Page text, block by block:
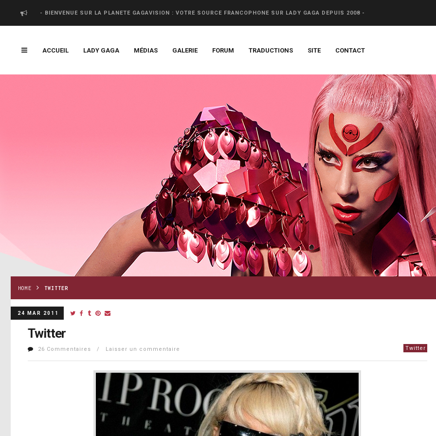
- BIENVENUE SUR LA PLANETE GAGAVISION : VOTRE SOURCE FRANCOPHONE SUR LADY GAGA DEPUIS 2008 -
ACCUEIL LADY GAGA MÉDIAS GALERIE FORUM TRADUCTIONS SITE CONTACT
HOME TWITTER
24 MAR 2011
Twitter
26 Commentaires / Laisser un commentaire Twitter